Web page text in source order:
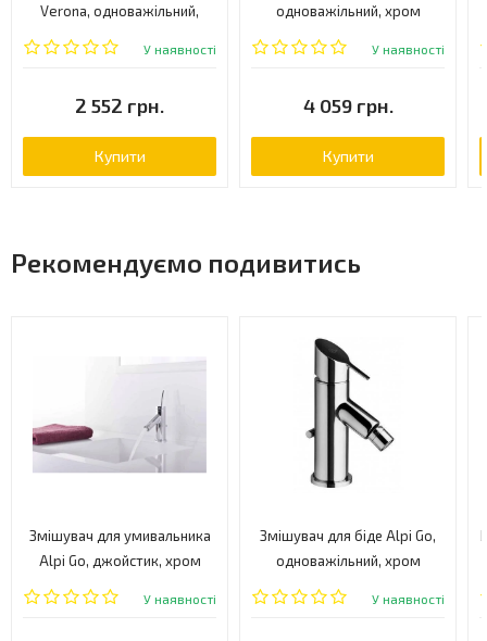
Verona, одноважільний,
авена (VERONA AVENA)
У наявності
2 552 грн.
Купити
одноважільний, хром
(139441)
У наявності
4 059 грн.
Купити
Рекомендуємо подивитись
Змішувач для умивальника
Alpi Go, джойстик, хром
(GO52276CR)
У наявності
Змішувач для біде Alpi Go,
одноважільний, хром
(GO52201CR)
У наявності